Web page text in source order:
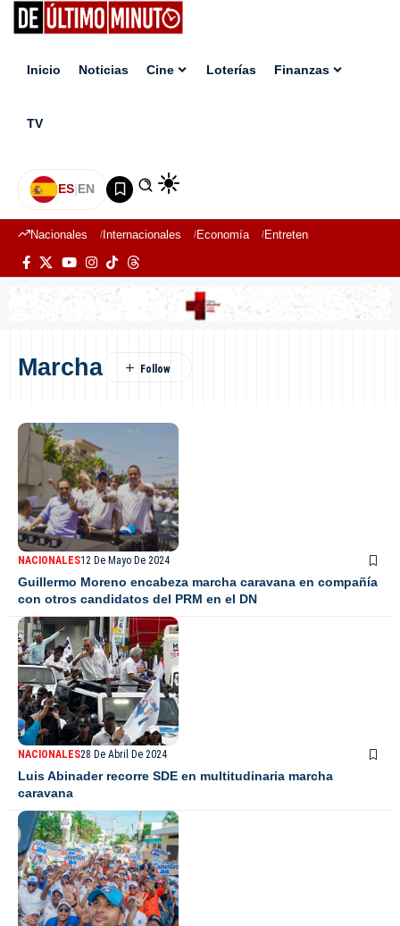
Inicio Noticias Cine Loterías Finanzas
TV
ES|EN
Nacionales Internacionales Economía Entretenimiento
Marcha
NACIONALES12 De Mayo De 2024
Guillermo Moreno encabeza marcha caravana en compañía
con otros candidatos del PRM en el DN
NACIONALES28 De Abril De 2024
Luis Abinader recorre SDE en multitudinaria marcha
caravana